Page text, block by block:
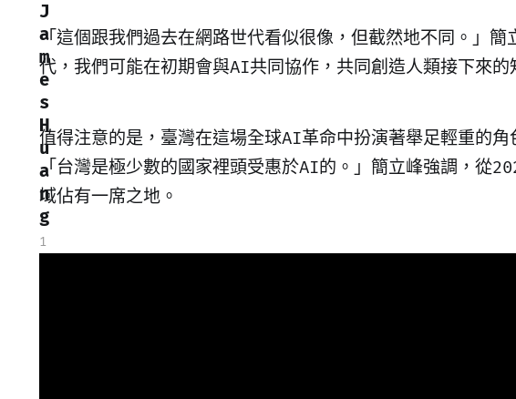
「這個跟我們過去在網路世代看似很像，但截然地不同。」
代，我們可能在初期會與AI共同協作，共同創造人類接下來
值得注意的是，臺灣在這場全球AI革命中扮演著舉足輕重的
「台灣是極少數的國家裡頭受惠於AI的。」簡立峰強調，從
域佔有一席之地。
J
a
m
e
s
H
u
a
n
g
1